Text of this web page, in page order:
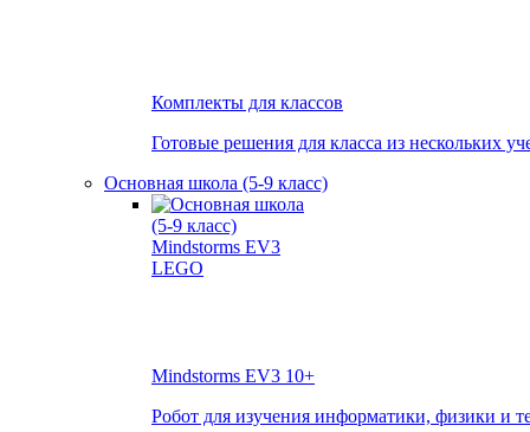
Комплекты для классов
Готовые решения для класса из нескольких
Основная школа (5-9 класс)
Mindstorms EV3 10+
Робот для изучения информатики, физики и